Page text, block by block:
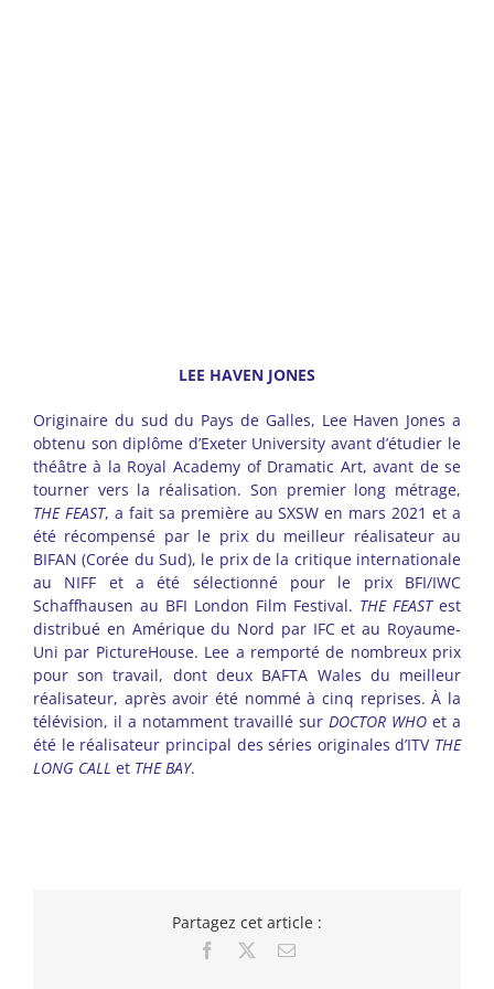
LEE HAVEN JONES
Originaire du sud du Pays de Galles, Lee Haven Jones a
obtenu son diplôme d’Exeter University avant d’étudier le
théâtre à la Royal Academy of Dramatic Art, avant de se
tourner vers la réalisation. Son premier long métrage,
THE FEAST, a fait sa première au SXSW en mars 2021 et a
été récompensé par le prix du meilleur réalisateur au
BIFAN (Corée du Sud), le prix de la critique internationale
au NIFF et a été sélectionné pour le prix BFI/IWC
Schaffhausen au BFI London Film Festival. THE FEASTest
distribué en Amérique du Nord par IFC et au Royaume-
Uni par PictureHouse. Lee a remporté de nombreux prix
pour son travail, dont deux BAFTA Wales du meilleur
réalisateur, après avoir été nommé à cinq reprises. À la
télévision, il a notamment travaillé surDOCTOR WHO et a
été le réalisateur principal des séries originales d’ITV THE
LONG CALL et THE BAY.
Partagez cet article :
Facebook Email